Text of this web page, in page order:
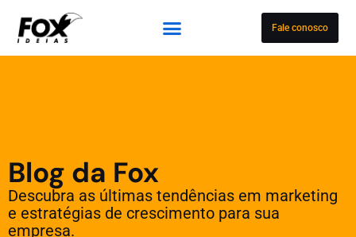
Fale conosco
Blog da Fox
Descubra as últimas tendências em marketing
e estratégias de crescimento para sua
empresa.